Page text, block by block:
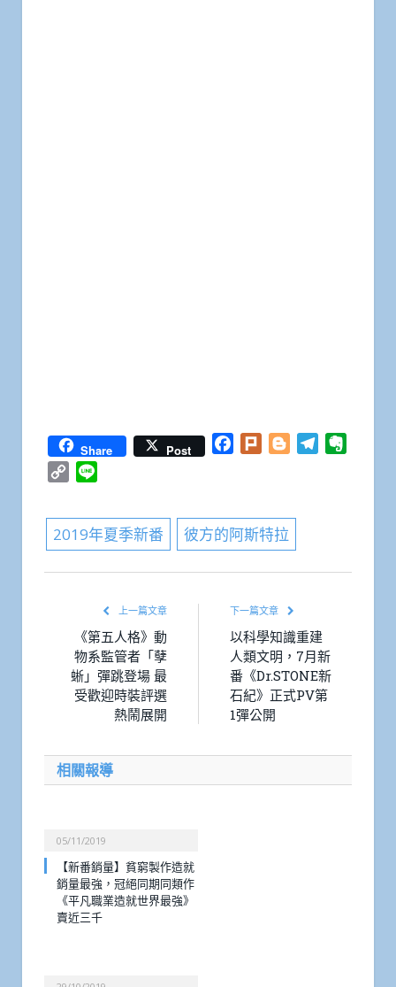
Share Post Facebook
Plurk BloggerTelegram
Copy
2019年夏季新番 彼方的阿斯特拉
上一篇文章
《第五人格》動
物系監管者「孽
蜥」彈跳登場 最
受歡迎時裝評選
熱鬧展開
下一篇文章
以科學知識重建
人類文明，7月新
番《Dr.STONE新
石紀》正式PV第
1彈公開
相關報導
05/11/2019
【新番銷量】貧窮製作造就
銷量最強，冠絕同期同類作
《平凡職業造就世界最強》
賣近三千